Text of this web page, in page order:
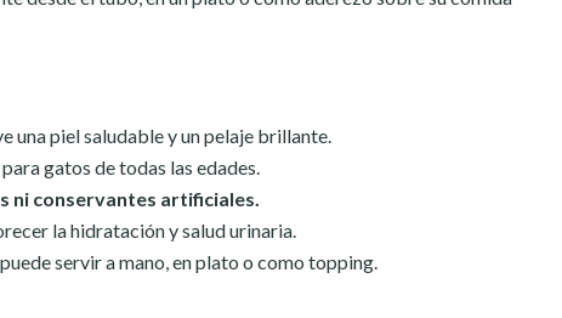
una piel saludable y un pelaje brillante.
gatos de todas las edades.
ni conservantes artificiales.
la hidratación y salud urinaria.
puede servir a mano, en plato o como topping.